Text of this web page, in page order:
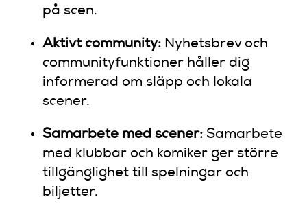
på scen.
Aktivt community: Nyhetsbrev och
communityfunktioner håller dig
informerad om släpp och lokala
scener.
Samarbete med scener: Samarbete
med klubbar och komiker ger större
tillgänglighet till spelningar och
biljetter.